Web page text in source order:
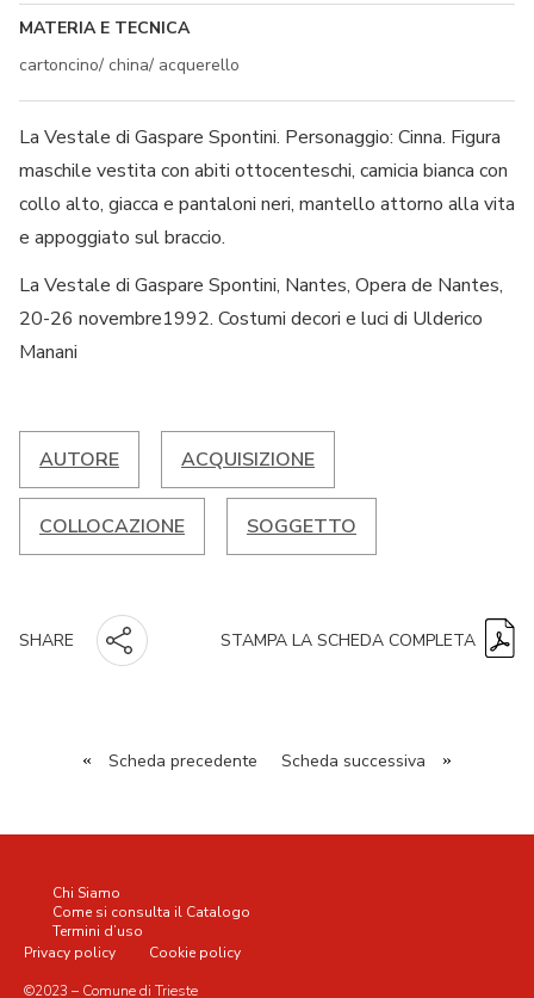
MATERIA E TECNICA
cartoncino/ china/ acquerello
La Vestale di Gaspare Spontini. Personaggio: Cinna. Figura
maschile vestita con abiti ottocenteschi, camicia bianca con
collo alto, giacca e pantaloni neri, mantello attorno alla vita
e appoggiato sul braccio.
La Vestale di Gaspare Spontini, Nantes, Opera de Nantes,
20-26 novembre1992. Costumi decori e luci di Ulderico
Manani
AUTORE ACQUISIZIONE
COLLOCAZIONE SOGGETTO
SHARE STAMPA LA SCHEDA COMPLETA
« Scheda precedente Scheda successiva »
©2023 – Comune di Trieste
Chi Siamo
Come si consulta il Catalogo
Termini d’uso
Privacy policy
Cookie policy